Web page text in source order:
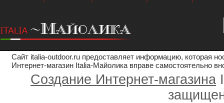
Сайт italia-outdoor.ru предоставляет информацию, которая
Интернет-магазин Italia-Майолика вправе самостоятельно
Создание Интернет-магазина